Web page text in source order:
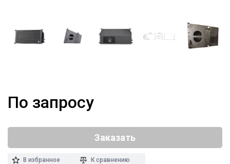
По запросу
Заказать
В избранное К сравнению